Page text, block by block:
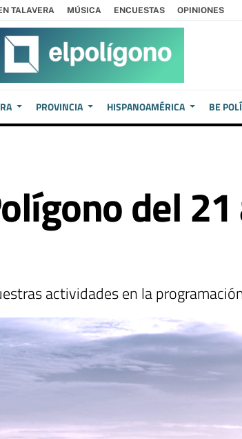
TALAVERA MÚSICA ENCUESTAS OPINIONES
PROVINCIA HISPANOAMÉRICA BE
del
actividades en la